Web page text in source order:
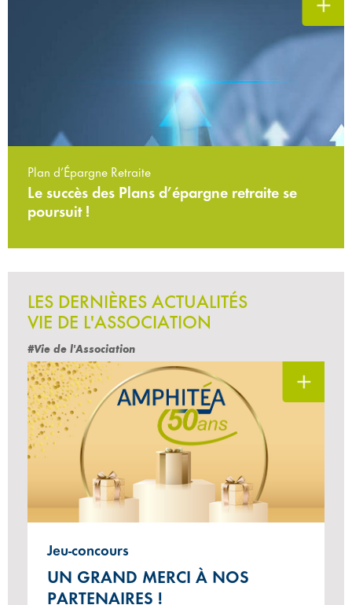
Plan d’Épargne Retraite
Le succès des Plans d’épargne retraite se
poursuit !
LES DERNIÈRES ACTUALITÉS
VIE DE L'ASSOCIATION
#Vie de l'Association
Jeu-concours
UN GRAND MERCI À NOS
PARTENAIRES !